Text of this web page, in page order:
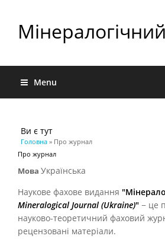
Menu
Ви є тут
Головна » Про журнал
Про журнал
Мова Українська
Наукове фахове видання
Mineralogical Journal (Ukraine)" − це
науково-теоретичний фаховий
рецензовані матеріали.